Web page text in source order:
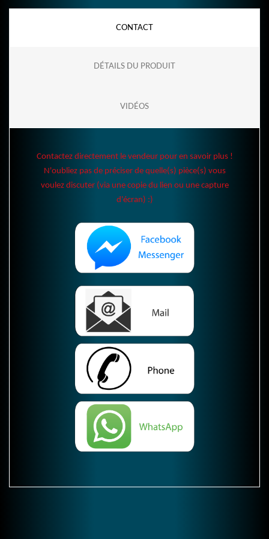
CONTACT
DÉTAILS DU PRODUIT
VIDÉOS
Contactez directement le vendeur pour en savoir plus !
N'oubliez pas de préciser de quelle(s) pièce(s) vous
voulez discuter (via une copie du lien ou une capture
d'écran) :)